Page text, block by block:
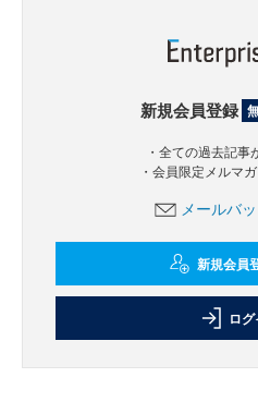
新規会員登録
・全ての過去記事
・会員限定メルマ
メールバ
新規会員
ロ